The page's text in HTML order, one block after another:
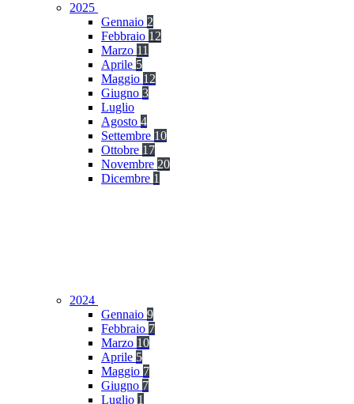
2025
Gennaio 2
Febbraio 12
Marzo 11
Aprile 5
Maggio 12
Giugno 3
Luglio
Agosto 4
Settembre 10
Ottobre 17
Novembre 20
Dicembre 1
2024
Gennaio 9
Febbraio 7
Marzo 10
Aprile 5
Maggio 7
Giugno 7
Luglio 1